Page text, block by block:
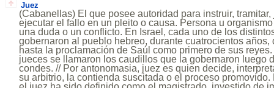
Juez
(Cabanellas) El que posee autoridad para instruir,
ejecutar el fallo en un pleito o causa. Persona u
una duda o un conflicto. En Israel, cada uno de los
gobernaron al pueblo hebreo, durante cuatrocientos años,
hasta la proclamación de Saúl como primero de sus
jueces se llamaron los caudillos que la gobernaron luego
condes. // Por antonomasia, juez es quien decide,
su arbitrio, la contienda suscitada o el proceso